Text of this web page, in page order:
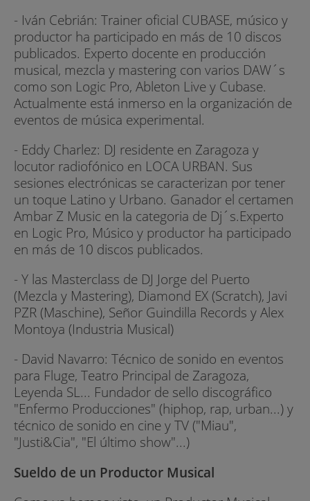
- Iván Cebrián: Trainer oficial CUBASE, músico y
productor ha participado en más de 10 discos
publicados. Experto docente en producción
musical, mezcla y mastering con varios DAW´s
como son Logic Pro, Ableton Live y Cubase.
Actualmente está inmerso en la organización de
eventos de música experimental.
- Eddy Charlez: DJ residente en Zaragoza y
locutor radiofónico en LOCA URBAN. Sus
sesiones electrónicas se caracterizan por tener
un toque Latino y Urbano. Ganador el certamen
Ambar Z Music en la categoria de Dj´s.Experto
en Logic Pro, Músico y productor ha participado
en más de 10 discos publicados.
- Y las Masterclass de DJ Jorge del Puerto
(Mezcla y Mastering), Diamond EX (Scratch), Javi
PZR (Maschine), Señor Guindilla Records y Alex
Montoya (Industria Musical)
- David Navarro: Técnico de sonido en eventos
para Fluge, Teatro Principal de Zaragoza,
Leyenda SL... Fundador de sello discográfico
"Enfermo Producciones" (hiphop, rap, urban...) y
técnico de sonido en cine y TV ("Miau",
"Justi&Cia", "El último show"...)
Sueldo de un Productor Musical